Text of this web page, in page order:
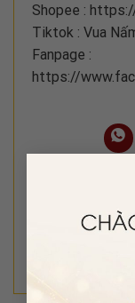
Shopee :
Tiktok : Vua
Fanpage :
https://
Nấm Lim Xanh
sức khỏe – Ấm